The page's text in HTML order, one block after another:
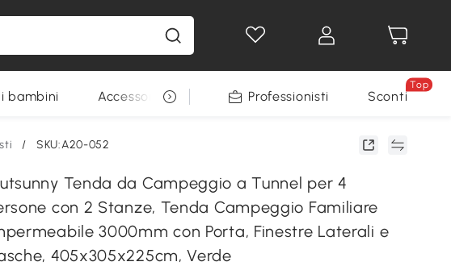
i bambini Accessori per animali Professionisti Sconti
Top
/ SKU:A20-052
Tenda da Campeggio a Tunnel per 4
con 2 Stanze, Tenda Campeggio Familiare
3000mm con Porta, Finestre Laterali e
405x305x225cm, Verde